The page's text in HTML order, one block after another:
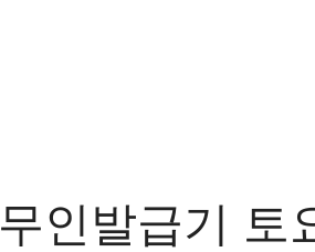
인발급기 토